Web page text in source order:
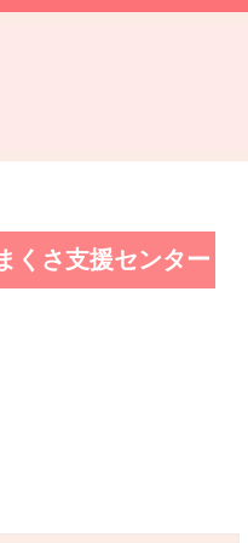
くさ支援センター